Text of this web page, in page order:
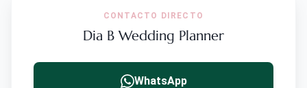
CONTACTO DIRECTO
Dia B Wedding Planner
WhatsApp